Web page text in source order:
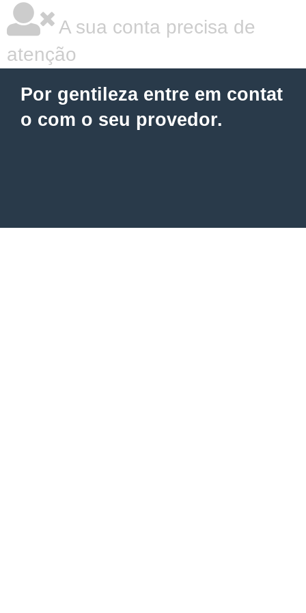
A sua conta precisa de
atenção
Por gentileza entre em contat
o com o seu provedor.